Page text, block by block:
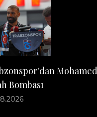
Mohamed
Bombası